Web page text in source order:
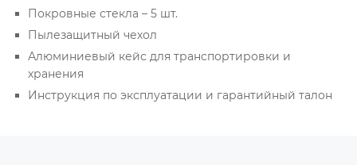
Покровные стекла – 5 шт.
Пылезащитный чехол
Алюминиевый кейс для транспортировки и
хранения
Инструкция по эксплуатации и гарантийный талон